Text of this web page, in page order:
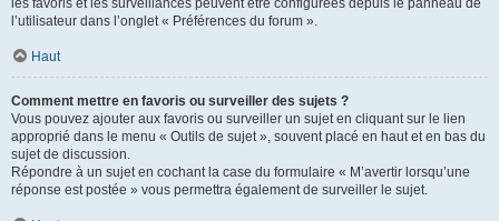
les favoris et les surveillances peuvent être configurées depuis le panneau de
l’utilisateur dans l’onglet « Préférences du forum ».
Haut
Comment mettre en favoris ou surveiller des sujets ?
Vous pouvez ajouter aux favoris ou surveiller un sujet en cliquant sur le lien
approprié dans le menu « Outils de sujet », souvent placé en haut et en bas du
sujet de discussion.
Répondre à un sujet en cochant la case du formulaire « M’avertir lorsqu’une
réponse est postée » vous permettra également de surveiller le sujet.